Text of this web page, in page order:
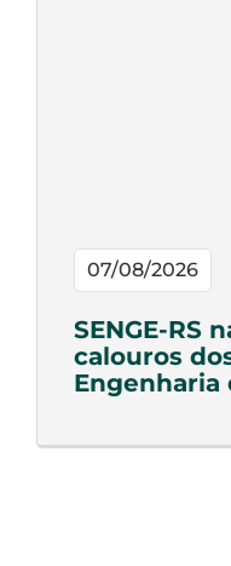
07/08/2026
SENGE-RS
calouros
Engenharia